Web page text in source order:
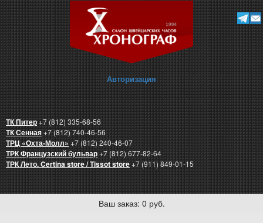
Авторизация
ТК Питер+7 (812) 335-68-56
ТК Сенная+7 (812) 740-46-56
ТРЦ «Охта-Молл»+7 (812) 240-46-07
ТРК Французский бульвар+7 (812) 677-82-64
ТРК Лето. Certina store / Tissot store+7 (911) 849-01-15
Ваш заказ: 0 руб.